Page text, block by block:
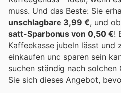
muss. Und das Beste: Sie
unschlagbare 3,99 €, und
satt-Sparbonus von 0,50 €!
Kaffeekasse jubeln lässt und
einkaufen und sparen sein
suchen ständig nach solchen
Sie sich dieses Angebot,